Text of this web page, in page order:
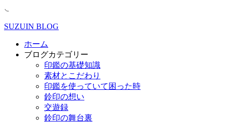
SUZUIN BLOG
ホーム
ブログカテゴリー
印鑑の基礎知識
素材とこだわり
印鑑を使っていて困った時
鈴印の想い
交遊録
鈴印の舞台裏